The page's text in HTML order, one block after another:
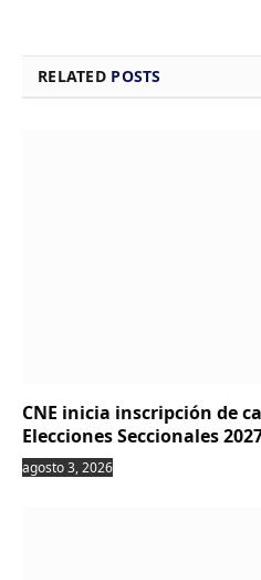
RELATED POSTS
CNE inicia inscripción de
Elecciones Seccionales
agosto 3, 2026